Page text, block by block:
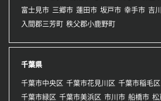
富士見市 三郷市 蓮田市 坂戸市 幸手市 吉
入間郡三芳町 秩父郡小鹿野町
千葉県
千葉市中央区 千葉市花見川区 千葉市稲毛区
千葉市緑区 千葉市美浜区 市川市 船橋市 松